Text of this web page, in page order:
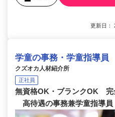
更新日：
学童の事務・学童指導員
クズオカ人材紹介所
正社員
無資格OK・ブランクOK 完
高待遇の事務兼学童指導員